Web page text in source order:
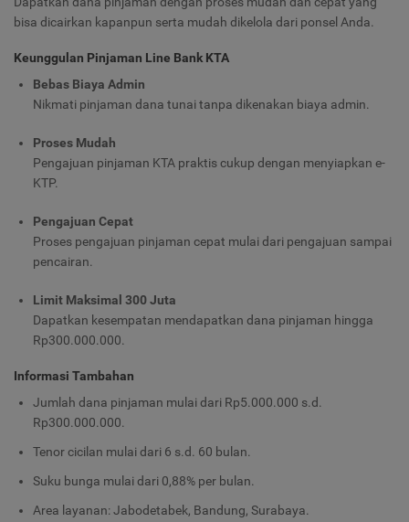
bisa dicairkan kapanpun serta mudah dikelola dari ponsel Anda.
Keunggulan Pinjaman Line Bank KTA
Bebas Biaya Admin
Nikmati pinjaman dana tunai tanpa dikenakan biaya admin.
Proses Mudah
Pengajuan pinjaman KTA praktis cukup dengan menyiapkan e-
KTP.
Pengajuan Cepat
Proses pengajuan pinjaman cepat mulai dari pengajuan sampai
pencairan.
Limit Maksimal 300 Juta
Dapatkan kesempatan mendapatkan dana pinjaman hingga
Rp300.000.000.
Informasi Tambahan
Jumlah dana pinjaman mulai dari Rp5.000.000 s.d.
Rp300.000.000.
Tenor cicilan mulai dari 6 s.d. 60 bulan.
Suku bunga mulai dari 0,88% per bulan.
Area layanan: Jabodetabek, Bandung, Surabaya.